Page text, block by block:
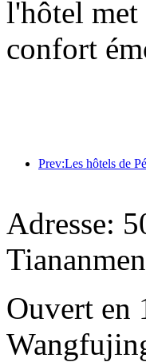
l'hôtel met
confort
Adresse:
Tiananmen
Ouvert en